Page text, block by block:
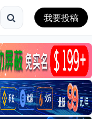
我要投稿